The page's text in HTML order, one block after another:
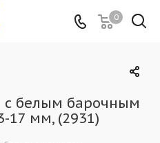
0
с белым барочным
17 мм, (2931)